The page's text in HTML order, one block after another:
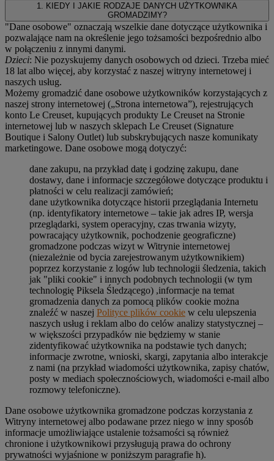
1. KIEDY I JAKIE RODZAJE DANYCH UŻYTKOWNIKA
GROMADZIMY?
"Dane osobowe" oznaczają wszelkie dane dotyczące użytkownika i
pozwalające nam na określenie jego tożsamości bezpośrednio albo
w połączeniu z innymi danymi.
Dzieci: Nie pozyskujemy danych osobowych od dzieci. Trzeba mieć
18 lat albo więcej, aby korzystać z naszej witryny internetowej i
naszych usług.
Możemy gromadzić dane osobowe użytkowników korzystających z
naszej strony internetowej („Strona internetowa”), rejestrujących
konto Le Creuset, kupujących produkty Le Creuset na Stronie
internetowej lub w naszych sklepach Le Creuset (Signature
Boutique i Salony Outlet) lub subskrybujących nasze komunikaty
marketingowe. Dane osobowe mogą dotyczyć:
dane zakupu, na przykład datę i godzinę zakupu, dane
dostawy, dane i informacje szczegółowe dotyczące produktu i
płatności w celu realizacji zamówień;
dane użytkownika dotyczące historii przeglądania Internetu
(np. identyfikatory internetowe – takie jak adres IP, wersja
przeglądarki, system operacyjny, czas trwania wizyty,
powracający użytkownik, pochodzenie geograficzne)
gromadzone podczas wizyt w Witrynie internetowej
(niezależnie od bycia zarejestrowanym użytkownikiem)
poprzez korzystanie z logów lub technologii śledzenia, takich
jak "pliki cookie" i innych podobnych technologii (w tym
technologię Piksela Śledzącego) ,informacje na temat
gromadzenia danych za pomocą plików cookie można
znaleźć w naszej Polityce plików cookie w celu ulepszenia
naszych usług i reklam albo do celów analizy statystycznej –
w większości przypadków nie będziemy w stanie
zidentyfikować użytkownika na podstawie tych danych;
informacje zwrotne, wnioski, skargi, zapytania albo interakcje
z nami (na przykład wiadomości użytkownika, zapisy chatów,
posty w mediach społecznościowych, wiadomości e-mail albo
rozmowy telefoniczne).
Dane osobowe użytkownika gromadzone podczas korzystania z
Witryny internetowej albo podawane przez niego w inny sposób
informacje umożliwiające ustalenie tożsamości są również
chronione i użytkownikowi przysługują prawa do ochrony
prywatności wyjaśnione w poniższym paragrafie h).